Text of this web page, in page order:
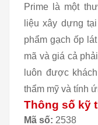
Prime là một
liệu xây dựng
phẩm gạch ốp
mã và giá cả
luôn được
thẩm mỹ và tính
Thông số kỹ
Mã số: 2538